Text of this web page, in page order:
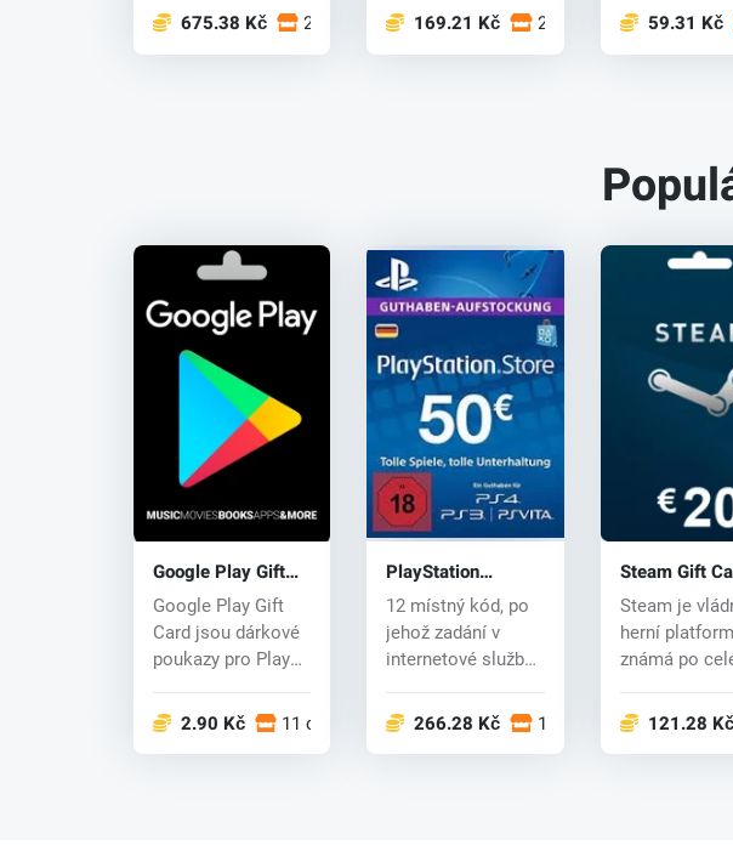
Eldenského p...
675.38 Kč 20 obchodechodehrává v...
169.21 Kč 20 obchodechsužována
59.31 Kč
Google Play Gift
Card Code
Google Play Gift
Card jsou dárkové
poukazy pro Play
bud...2.90 Kč 11 obchodech
PlayStation
Network Card 50
EUR
12 místný kód, po
jehož zadání v
internetové službě
Network, se...
266.28 Kč 12 obchodech
Steam Gift
EUR
Steam je
herní
známá po
uživat...121.28 Kč